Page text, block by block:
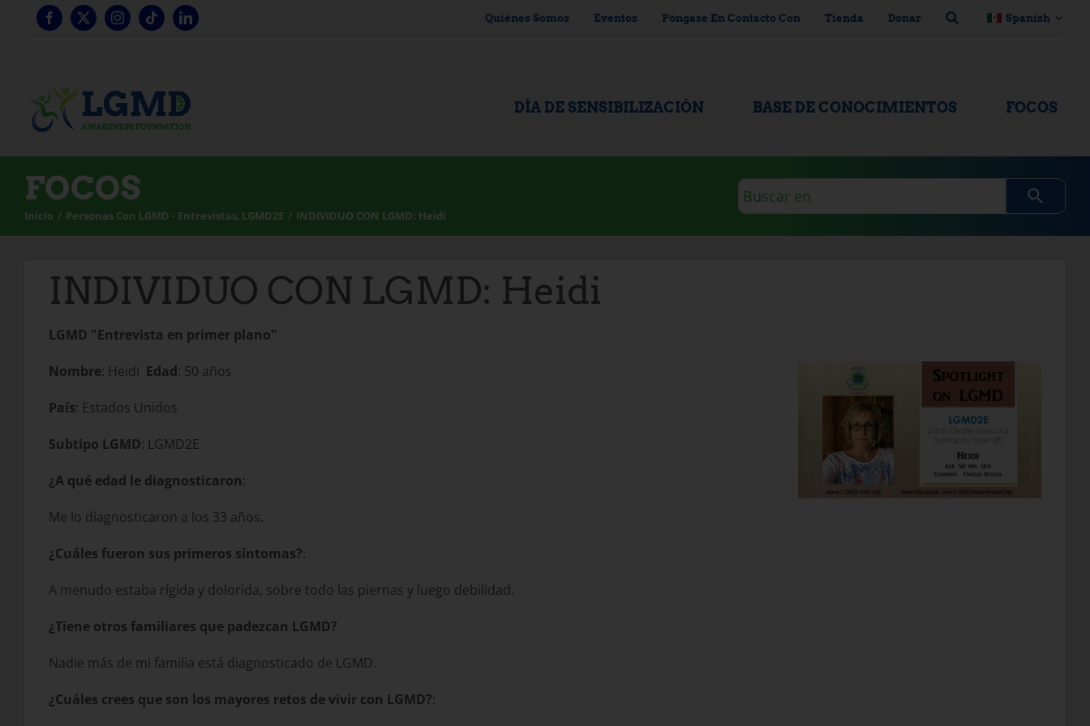
Quiénes Somos Eventos Póngase En Contacto Con Tienda Donar Spanish
DÍA DE SENSIBILIZACIÓN BASE DE CONOCIMIENTOS FOCOS
FOCOS
Inicio Personas Con LGMD - Entrevistas LGMD2E INDIVIDUO CON LGMD: Heidi
Consulta
de
búsqueda
INDIVIDUO CON LGMD: Heidi
LGMD "Entrevista en primer plano"
Nombre: Heidi Edad: 50 años
País: Estados Unidos
Subtipo LGMD: LGMD2E
¿A qué edad le diagnosticaron:
Me lo diagnosticaron a los 33 años.
¿Cuáles fueron sus primeros síntomas?:
A menudo estaba rígida y dolorida, sobre todo las piernas y luego debilidad.
¿Tiene otros familiares que padezcan LGMD?
Nadie más de mi familia está diagnosticado de LGMD.
¿Cuáles crees que son los mayores retos de vivir con LGMD?: